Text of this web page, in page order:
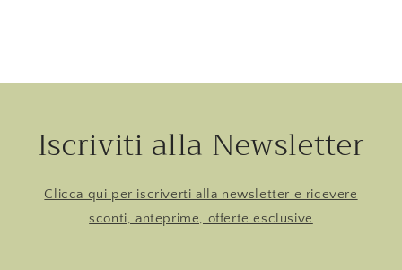
Iscriviti alla Newsletter
Clicca qui per iscriverti alla newsletter e ricevere
sconti, anteprime, offerte esclusive